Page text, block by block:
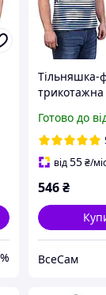
Тільняшка-
трикотажна
100%
(синя,
Готово до
від55 ₴/
546 ₴
ВсеСам